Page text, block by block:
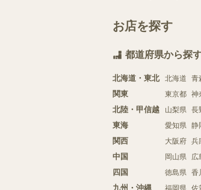
お店を探す
都道府県から探
北海道・東北 北海道 青
関東 東京都 神
北陸・甲信越 山梨県 長
東海 愛知県 静
関西 大阪府 兵
中国 岡山県 広
四国 徳島県 香
九州・沖縄 福岡県 佐